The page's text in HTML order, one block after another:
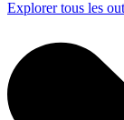
Explorer tous les